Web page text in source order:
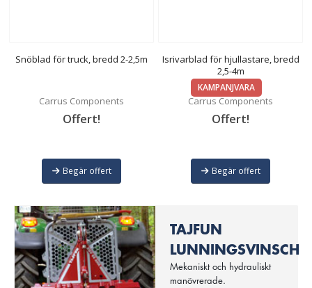
Snöblad för truck, bredd 2-2,5m
Carrus Components
Offert!
Begär offert
KAMPANJVARA
Isrivarblad för hjullastare, bredd
2,5-4m
Carrus Components
Offert!
Begär offert
TAJFUN
LUNNINGSVINSCH
Mekaniskt och hydrauliskt
manövrerade.